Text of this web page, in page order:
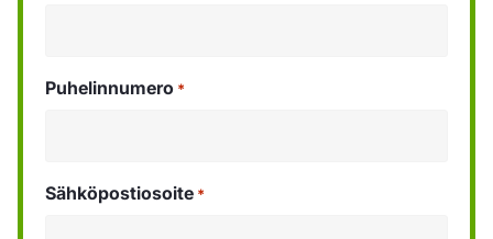
Puhelinnumero *
Sähköpostiosoite *